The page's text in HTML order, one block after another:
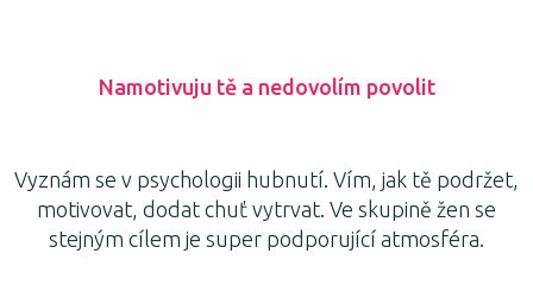
Namotivuju tě a nedovolím povolit
Vyznám se v psychologii hubnutí. Vím, jak tě podržet,
motivovat, dodat chuť vytrvat. Ve skupině žen se
stejným cílem je super podporující atmosféra.